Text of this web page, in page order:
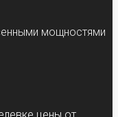
мощностями